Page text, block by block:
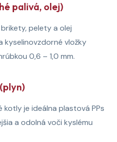
palivá, olej)
pelety a olej
kyselinovzdorné vložky
0,6 – 1,0 mm.
je ideálna plastová PPs
a odolná voči kyslému